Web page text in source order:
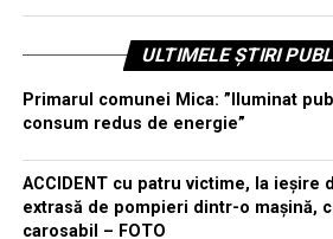
ULTIMELE ȘTIRI
Primarul comunei Mica: ”Iluminat
consum redus de energie”
ACCIDENT cu patru victime, la ieșire
extrasă de pompieri dintr-o mașină,
carosabil – FOTO